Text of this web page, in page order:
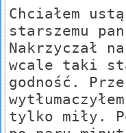
Chciałem
starszemu
Nakrzyczał
wcale taki
godność.
tylko miły.